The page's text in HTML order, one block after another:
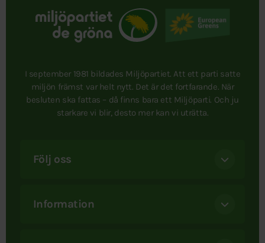
I september 1981 bildades Miljöpartiet. Att ett parti satte
miljön främst var helt nytt. Det är det fortfarande. När
besluten ska fattas – då finns bara ett Miljöparti. Och ju
starkare vi blir, desto mer kan vi uträtta.
Följ oss
Information